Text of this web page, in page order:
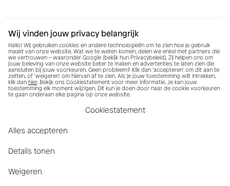
Wij vinden jouw privacy belangrijk
Hallo! Wij gebruiken cookies en andere technologieën om te zien hoe je gebruik
maakt van onze website. Wat we te weten komen, delen we enkel met partners die
we vertrouwen – waaronder Google (bekijk hun Privacybeleid). Zij helpen ons om
jouw beleving van onze website beter te maken en advertenties te laten zien die
aansluiten bij jouw voorkeuren. Geen probleem? Klik dan ‘accepteren’ om dit aan te
zetten, of ‘weigeren’ om hiervan af te zien. Als je jouw toestemming wilt intrekken,
klik dan hier. Bekijk ons Cookiestatement voor meer informatie. Je kan jouw
toestemming elk moment wijzigen. Dit kun je doen door naar de cookie voorkeuren
te gaan onderaan elke pagina op onze website.
Cookiestatement
Alles accepteren
Details tonen
Weigeren